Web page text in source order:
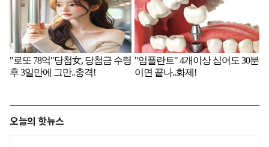
오늘의 핫뉴스